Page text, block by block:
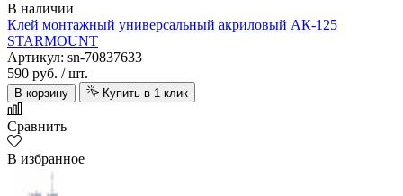
В наличии
Клей монтажный универсальный акриловый АК-125
STARMOUNT
Артикул: sn-70837633
590 руб. / шт.
В корзину Купить в 1 клик
Сравнить
В избранное